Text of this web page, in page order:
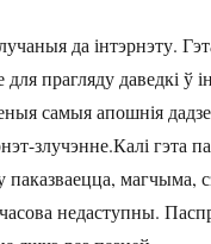
да інтэрнэту.
для прагляду даведкі ў
самыя апошнія
злучэнне.Калі гэта
магчыма,
недаступны.